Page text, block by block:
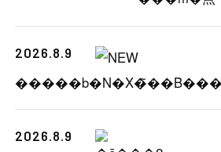
2026.8.9
2026.8.9